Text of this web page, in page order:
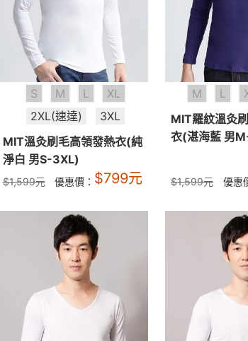
S M L
XL
2XL(速達)
3XL
MIT溫灸刷毛高領發熱衣(純
淨白 男S-3XL)
$1,599元 優惠價： $799元
M L
MIT羅紋溫灸
衣(湛海藍 男
$1,599元 優惠